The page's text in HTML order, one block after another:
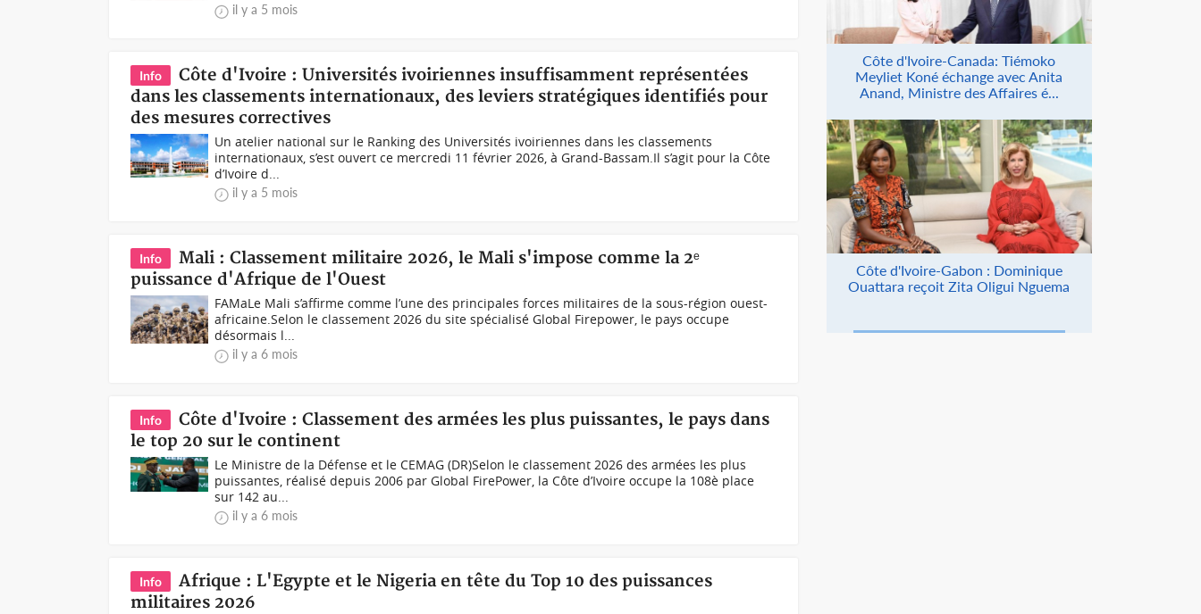
il y a 5 mois
Info
Côte d'Ivoire : Universités ivoiriennes insuffisamment représentées
dans les classements internationaux, des leviers stratégiques identifiés pour
des mesures correctives
Un atelier national sur le Ranking des Universités ivoiriennes dans les classements
internationaux, s’est ouvert ce mercredi 11 février 2026, à Grand-Bassam.Il s’agit pour la Côte
d’Ivoire d...
il y a 5 mois
Info
Mali : Classement militaire 2026, le Mali s'impose comme la 2ᵉ
puissance d'Afrique de l'Ouest
FAMaLe Mali s’affirme comme l’une des principales forces militaires de la sous-région ouest-
africaine.Selon le classement 2026 du site spécialisé Global Firepower, le pays occupe
désormais l...
il y a 6 mois
Info
Côte d'Ivoire : Classement des armées les plus puissantes, le pays dans
le top 20 sur le continent
Le Ministre de la Défense et le CEMAG (DR)Selon le classement 2026 des armées les plus
puissantes, réalisé depuis 2006 par Global FirePower, la Côte d’Ivoire occupe la 108è place
sur 142 au...
il y a 6 mois
Info
Afrique : L'Egypte et le Nigeria en tête du Top 10 des puissances
militaires 2026
Côte d'Ivoire-Canada: Tiémoko
Meyliet Koné échange avec Anita
Anand, Ministre des Affaires é...
Côte d'Ivoire-Gabon : Dominique
Ouattara reçoit Zita Oligui Nguema